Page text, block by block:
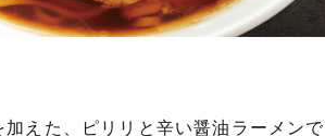
えた、ピリリと辛い醤油ラーメンで